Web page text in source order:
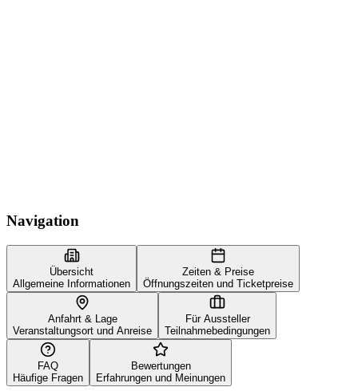
Navigation
Übersicht
Allgemeine Informationen
Zeiten & Preise
Öffnungszeiten und Ticketpreise
Anfahrt & Lage
Veranstaltungsort und Anreise
Für Aussteller
Teilnahmebedingungen
FAQ
Häufige Fragen
Bewertungen
Erfahrungen und Meinungen